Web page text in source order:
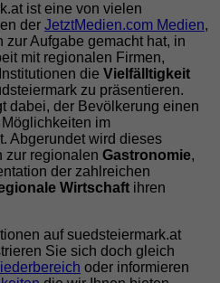
ist eine von vielen
der JetztMedien.com Medien,
zur Aufgabe gemacht hat, in
mit regionalen Firmen,
die Vielfälltigkeit
zu präsentieren.
dabei, der Bevölkerung einen
im
Abgerundet wird dieses
zur regionalen Gastronomie,
der zahlreichen
Wirtschaft ihren
auf suedsteiermark.at
Sie sich doch gleich
oder informieren